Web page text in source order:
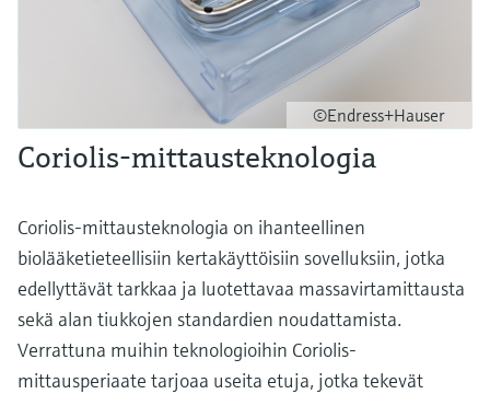
©Endress+Hauser
Coriolis-mittausteknologia
Coriolis-mittausteknologia on ihanteellinen
biolääketieteellisiin kertakäyttöisiin sovelluksiin, jotka
edellyttävät tarkkaa ja luotettavaa massavirtamittausta
sekä alan tiukkojen standardien noudattamista.
Verrattuna muihin teknologioihin Coriolis-
mittausperiaate tarjoaa useita etuja, jotka tekevät